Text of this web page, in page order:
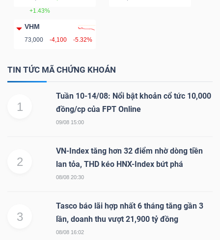
+1.43%
VHM
73,000 -4,100 -5.32%
TIN TỨC MÃ CHỨNG KHOÁN
1
Tuần 10-14/08: Nổi bật khoản cổ tức 10,000
đồng/cp của FPT Online
09/08 15:00
2
VN-Index tăng hơn 32 điểm nhờ dòng tiền
lan tỏa, THD kéo HNX-Index bứt phá
08/08 20:30
3
Tasco báo lãi hợp nhất 6 tháng tăng gần 3
lần, doanh thu vượt 21,900 tỷ đồng
08/08 16:02
Dịch